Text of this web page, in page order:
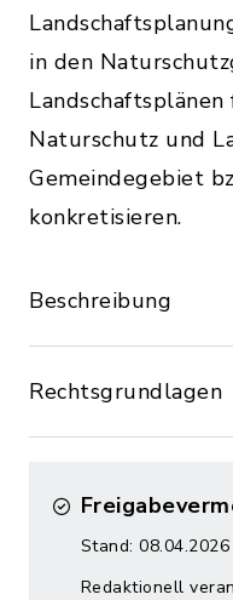
in den
Naturschutz und
Gemeindegebiet
konkretisieren.
Beschreibung
Rechtsgrundlagen
Stand: 08.04.2026
Redaktionell